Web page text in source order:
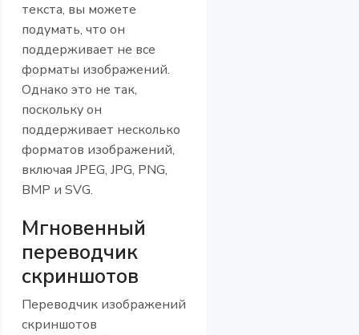
текста, вы можете
подумать, что он
поддерживает не все
форматы изображений.
Однако это не так,
поскольку он
поддерживает несколько
форматов изображений,
включая JPEG, JPG, PNG,
BMP и SVG.
Мгновенный
переводчик
скриншотов
Переводчик изображений
скриншотов